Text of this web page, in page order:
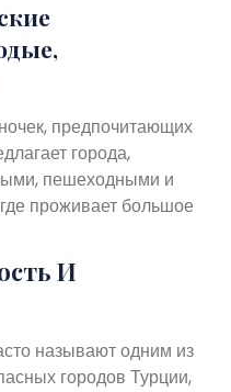
предпочитающих
города,
пешеходными и
проживает большое
И
называют одним из
городов Турции,